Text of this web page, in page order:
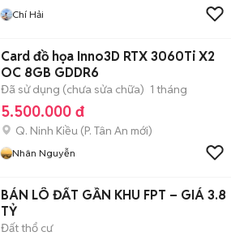
Chí Hải
Card đồ họa Inno3D RTX 3060Ti X2
OC 8GB GDDR6
Đã sử dụng (chưa sửa chữa) 1 tháng
5.500.000 đ
Q. Ninh Kiều (P. Tân An mới)
Nhân Nguyễn
BÁN LÔ ĐẤT GẦN KHU FPT – GIÁ 3.8
TỶ
Đất thổ cư